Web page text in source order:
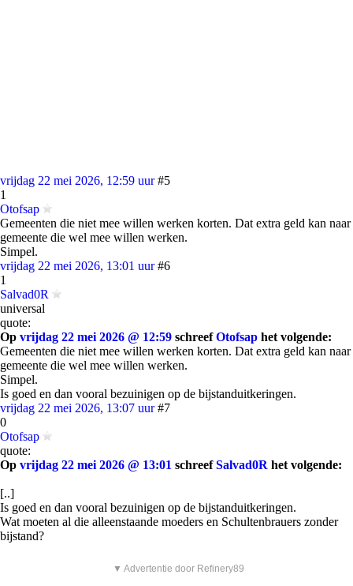
vrijdag 22 mei 2026, 12:59 uur #5
1
Otofsap
Gemeenten die niet mee willen werken korten. Dat extra geld kan naar
gemeente die wel mee willen werken.
Simpel.
vrijdag 22 mei 2026, 13:01 uur #6
1
Salvad0R
universal
quote:
Op vrijdag 22 mei 2026 @ 12:59 schreefOtofsap het volgende:
Gemeenten die niet mee willen werken korten. Dat extra geld kan naar
gemeente die wel mee willen werken.
Simpel.
Is goed en dan vooral bezuinigen op de bijstanduitkeringen.
vrijdag 22 mei 2026, 13:07 uur #7
0
Otofsap
quote:
Op vrijdag 22 mei 2026 @ 13:01 schreefSalvad0R het volgende:
[..]
Is goed en dan vooral bezuinigen op de bijstanduitkeringen.
Wat moeten al die alleenstaande moeders en Schultenbrauers zonder
bijstand?
▼ Advertentie door Refinery89